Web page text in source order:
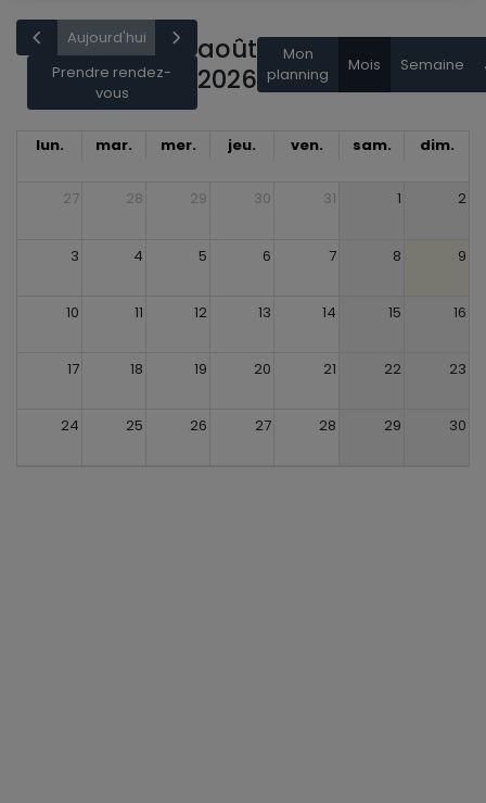
Aujourd'hui
Prendre rendez-
vous
août
2026
Mon
planning
Mois Semaine
lun. mar. mer. jeu. ven. sam. dim.
27 28 29 30 31 1 2
3 4 5 6 7 8 9
10 11 12 13 14 15 16
17 18 19 20 21 22 23
24 25 26 27 28 29 30